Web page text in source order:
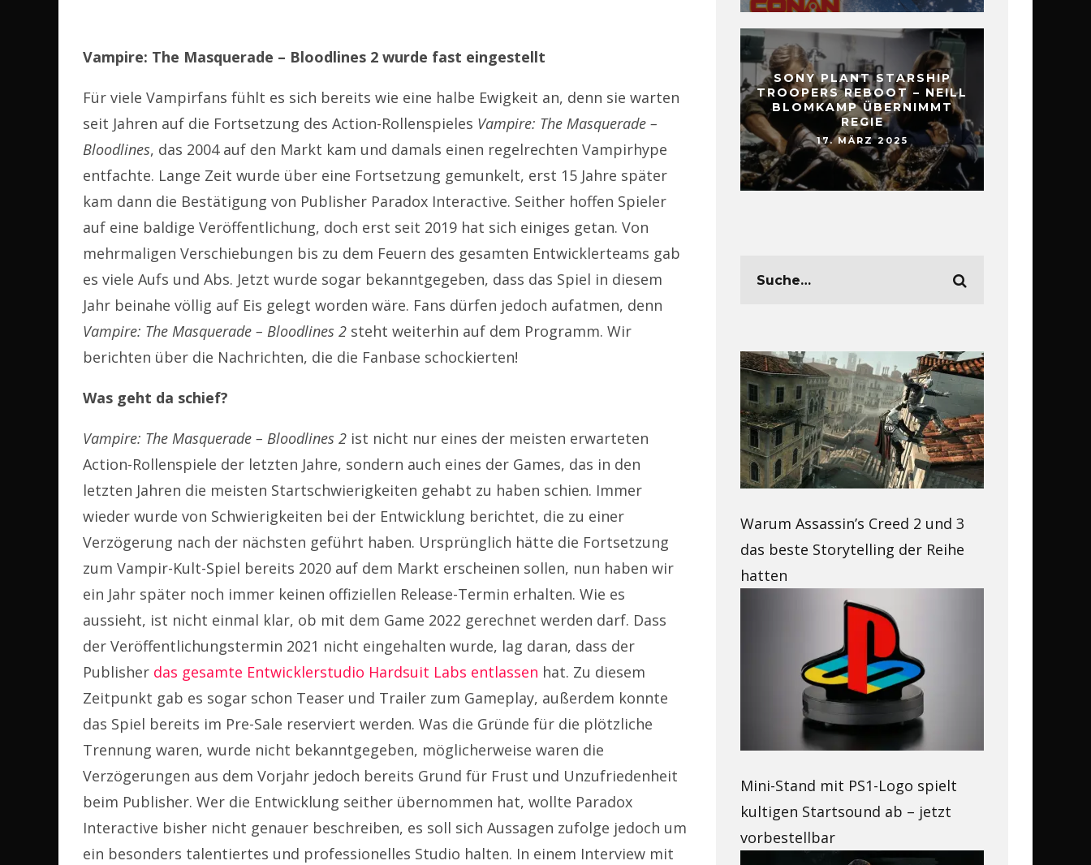
Vampire: The Masquerade – Bloodlines 2 wurde fast eingestellt
Für viele Vampirfans fühlt es sich bereits wie eine halbe Ewigkeit an, denn sie warten
seit Jahren auf die Fortsetzung des Action-Rollenspieles Vampire: The Masquerade –
Bloodlines, das 2004 auf den Markt kam und damals einen regelrechten Vampirhype
entfachte. Lange Zeit wurde über eine Fortsetzung gemunkelt, erst 15 Jahre später
kam dann die Bestätigung von Publisher Paradox Interactive. Seither hoffen Spieler
auf eine baldige Veröffentlichung, doch erst seit 2019 hat sich einiges getan. Von
mehrmaligen Verschiebungen bis zu dem Feuern des gesamten Entwicklerteams gab
es viele Aufs und Abs. Jetzt wurde sogar bekanntgegeben, dass das Spiel in diesem
Jahr beinahe völlig auf Eis gelegt worden wäre. Fans dürfen jedoch aufatmen, denn
Vampire: The Masquerade – Bloodlines 2 steht weiterhin auf dem Programm. Wir
berichten über die Nachrichten, die die Fanbase schockierten!
Was geht da schief?
Vampire: The Masquerade – Bloodlines 2 ist nicht nur eines der meisten erwarteten
Action-Rollenspiele der letzten Jahre, sondern auch eines der Games, das in den
letzten Jahren die meisten Startschwierigkeiten gehabt zu haben schien. Immer
wieder wurde von Schwierigkeiten bei der Entwicklung berichtet, die zu einer
Verzögerung nach der nächsten geführt haben. Ursprünglich hätte die Fortsetzung
zum Vampir-Kult-Spiel bereits 2020 auf dem Markt erscheinen sollen, nun haben wir
ein Jahr später noch immer keinen offiziellen Release-Termin erhalten. Wie es
aussieht, ist nicht einmal klar, ob mit dem Game 2022 gerechnet werden darf. Dass
der Veröffentlichungstermin 2021 nicht eingehalten wurde, lag daran, dass der
Publisher das gesamte Entwicklerstudio Hardsuit Labs entlassen hat. Zu diesem
Zeitpunkt gab es sogar schon Teaser und Trailer zum Gameplay, außerdem konnte
das Spiel bereits im Pre-Sale reserviert werden. Was die Gründe für die plötzliche
Trennung waren, wurde nicht bekanntgegeben, möglicherweise waren die
Verzögerungen aus dem Vorjahr jedoch bereits Grund für Frust und Unzufriedenheit
beim Publisher. Wer die Entwicklung seither übernommen hat, wollte Paradox
Interactive bisher nicht genauer beschreiben, es soll sich Aussagen zufolge jedoch um
ein besonders talentiertes und professionelles Studio halten. In einem Interview mit
SONY PLANT STARSHIP
TROOPERS REBOOT – NEILL
BLOMKAMP ÜBERNIMMT
REGIE
17. MÄRZ 2025
Warum Assassin’s Creed 2 und 3
das beste Storytelling der Reihe
hatten
Mini-Stand mit PS1-Logo spielt
kultigen Startsound ab – jetzt
vorbestellbar